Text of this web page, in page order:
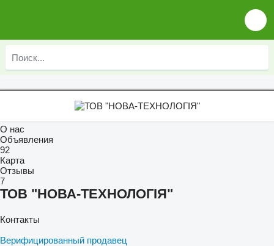
О нас
Объявления
92
Карта
Отзывы
7
ТОВ "НОВА-ТЕХНОЛОГІЯ"
Контакты
Верифицированный продавец